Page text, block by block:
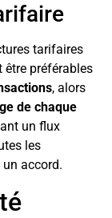
tarifaires
être préférables
, alors
de chaque
un flux
les
accord.